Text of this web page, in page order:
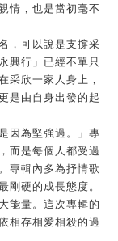
情，也是當初毫不
，可以說是支撐采
興行」已經不單只
采欣一家人身上，
是由自身出發的起
因為堅強過。」專
而是每個人都受過
專輯內多為抒情歌
剛硬的成長態度。
能量。這次專輯的
相存相愛相殺的過